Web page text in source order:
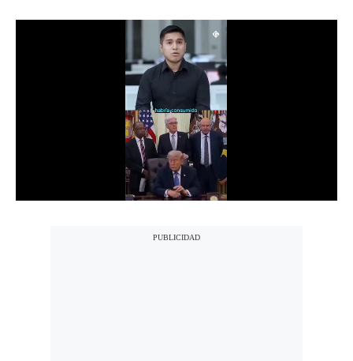
Gestión TV